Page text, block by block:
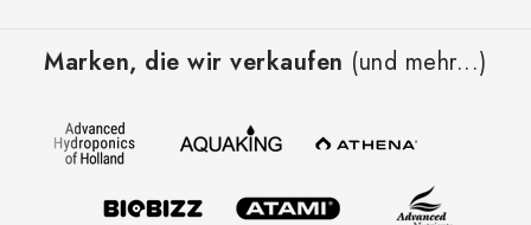
Marken, die wir verkaufen (und mehr...)